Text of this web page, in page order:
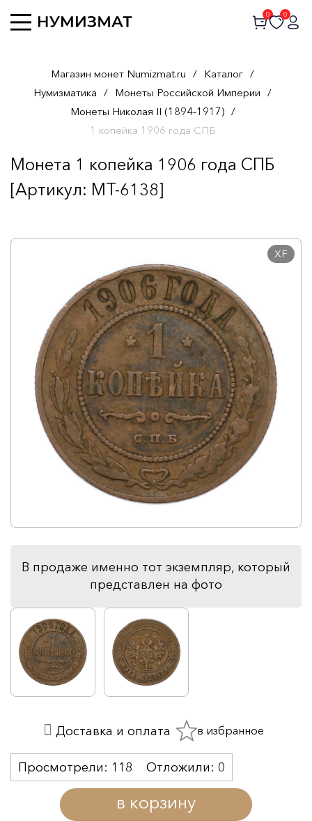
0 0
Магазин монет Numizmat.ru / Каталог /
Нумизматика / Монеты Российской Империи /
Монеты Николая II (1894-1917) /
1 копейка 1906 года СПБ
Монета 1 копейка 1906 года СПБ
[Артикул: MT-6138]
XF
В продаже именно тот экземпляр, который
представлен на фото
в корзину
Просмотрели: 118 Отложили: 0
Доставка и оплата в избранное